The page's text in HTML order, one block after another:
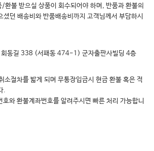
불 받으실 상품이 회수되어야 하며, 반품과 환불의
셨던 배송비와 반품배송비까지 고객님께서 부담하시
동길 338 (서패동 474-1) 군자출판사빌딩 4층
소절차를 밟게 되며 무통장입금시 현금 환불 혹은 적
.
와 환불계좌번호를 알려주시면 빠른 처리 가능합니